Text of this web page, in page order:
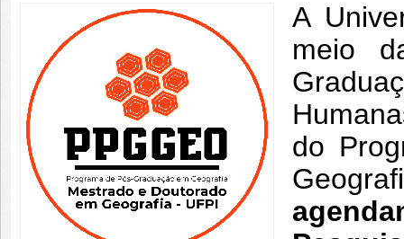
A
meio
do